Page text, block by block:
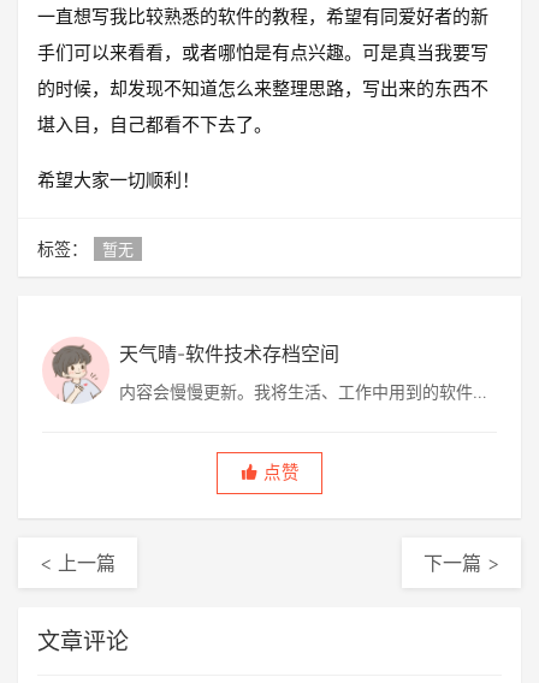
一直想写我比较熟悉的软件的教程，希望有同爱好者的新
手们可以来看看，或者哪怕是有点兴趣。可是真当我要写
的时候，却发现不知道怎么来整理思路，写出来的东西不
堪入目，自己都看不下去了。
希望大家一切顺利！
标签： 暂无
天气晴-软件技术存档空间
内容会慢慢更新。我将生活、工作中用到的软件技
上转帖，也有自己的原创。
点赞
< 上一篇 下一篇 >
文章评论